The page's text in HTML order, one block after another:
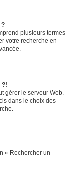
?
plusieurs termes
votre recherche en
?!
gérer le serveur Web.
dans le choix des
« Rechercher un